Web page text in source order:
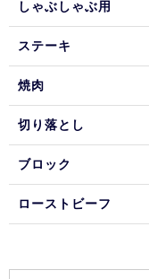
しゃぶしゃぶ用
ステーキ
焼肉
切り落とし
ブロック
ローストビーフ